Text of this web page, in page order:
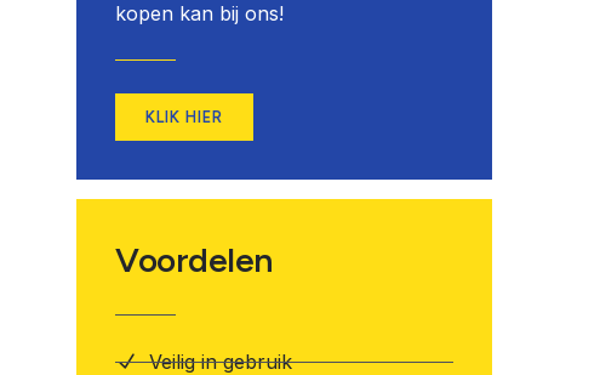
kopen kan bij ons!
KLIK HIER
Voordelen
Veilig in gebruik